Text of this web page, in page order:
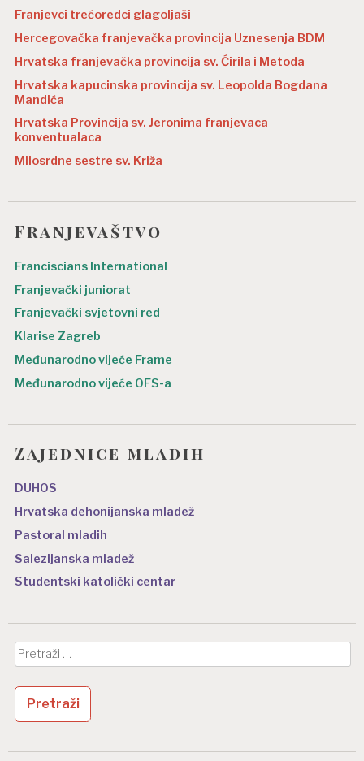
Franjevci trećoredci glagoljaši
Hercegovačka franjevačka provincija Uznesenja BDM
Hrvatska franjevačka provincija sv. Ćirila i Metoda
Hrvatska kapucinska provincija sv. Leopolda Bogdana
Mandića
Hrvatska Provincija sv. Jeronima franjevaca
konventualaca
Milosrdne sestre sv. Križa
Franjevaštvo
Franciscians International
Franjevački juniorat
Franjevački svjetovni red
Klarise Zagreb
Međunarodno vijeće Frame
Međunarodno vijeće OFS-a
Zajednice mladih
DUHOS
Hrvatska dehonijanska mladež
Pastoral mladih
Salezijanska mladež
Studentski katolički centar
Pretraži: